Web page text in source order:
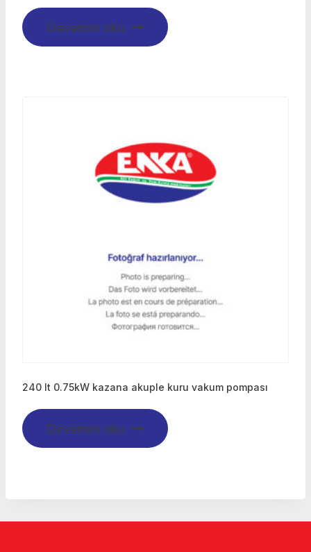
Devamını oku
240 lt 0.75kW kazana akuple kuru vakum pompası
Devamını oku